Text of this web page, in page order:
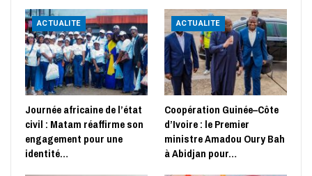
ACTUALITE
Journée africaine de l’état
civil : Matam réaffirme son
engagement pour une
identité…
ACTUALITE
Coopération Guinée–Côte
d’Ivoire : le Premier
ministre Amadou Oury Bah
à Abidjan pour…